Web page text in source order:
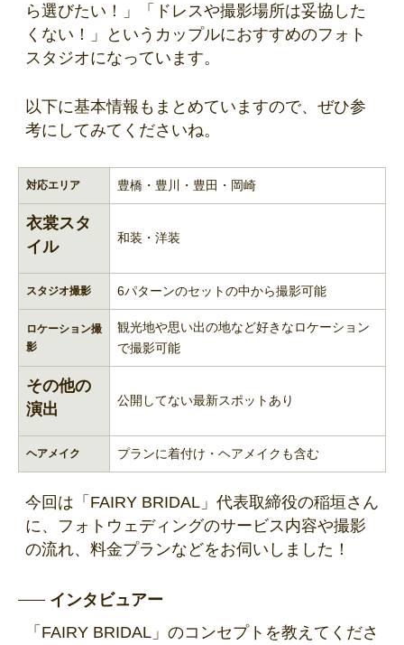
ら選びたい！」「ドレスや撮影場所は妥協した
くない！」というカップルにおすすめのフォト
スタジオになっています。
以下に基本情報もまとめていますので、ぜひ参
考にしてみてくださいね。
対応エリア 豊橋・豊川・豊田・岡崎
衣裳スタ
イル
和装・洋装
スタジオ撮影 6パターンのセットの中から撮影可能
ロケーション撮
影
観光地や思い出の地など好きなロケーション
で撮影可能
その他の
演出
公開してない最新スポットあり
ヘアメイク プランに着付け・ヘアメイクも含む
今回は「FAIRY BRIDAL」代表取締役の稲垣さん
に、フォトウェディングのサービス内容や撮影
の流れ、料金プランなどをお伺いしました！
インタビュアー
「FAIRY BRIDAL」のコンセプトを教えてくださ